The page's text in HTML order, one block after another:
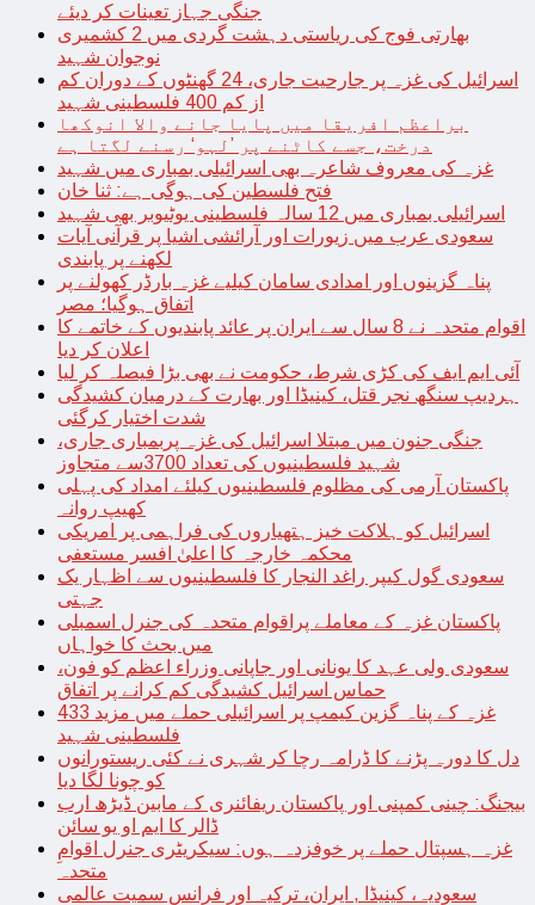
جنگی جہاز تعینات کر دیئے
بھارتی فوج کی ریاستی دہشت گردی میں 2 کشمیری
نوجوان شہید
اسرائیل کی غزہ پر جارحیت جاری، 24 گھنٹوں کے دوران کم
از کم 400 فلسطینی شہید
براعظم افریقا میں پایا جانے والا انوکھا
درخت، جسے کاٹنے پر ’لہو‘ رسنے لگتا ہے
غزہ کی معروف شاعرہ بھی اسرائیلی بمباری میں شہید
فتح فلسطین کی ہوگی ہے: ثنا خان
اسرائیلی بمباری میں 12 سالہ فلسطینی یوٹیوبر بھی شہید
سعودی عرب میں زیورات اور آرائشی اشیا پر قرآنی آیات
لکھنے پر پابندی
پناہ گزینوں اور امدادی سامان کیلیے غزہ بارڈر کھولنے پر
اتفاق ہوگیا؛ مصر
اقوام متحدہ نے 8 سال سے ایران پر عائد پابندیوں کے خاتمے کا
اعلان کر دیا
آئی ایم ایف کی کڑی شرط، حکومت نے بھی بڑا فیصلہ کر لیا
ہردیپ سنگھ نجر قتل، کینیڈا اور بھارت کے درمیان کشیدگی
شدت اختیار کرگئی
جنگی جنون میں مبتلا اسرائیل کی غزہ پربمباری جاری،
شہید فلسطینیوں کی تعداد 3700سے متجاوز
پاکستان آرمی کی مظلوم فلسطینیوں کیلئے امداد کی پہلی
کھیپ روانہ
اسرائیل کو ہلاکت خیز ہتھیاروں کی فراہمی پر امریکی
محکمہ خارجہ کا اعلیٰ افسر مستعفی
سعودی گول کیپر راغد النجار کا فلسطینیوں سے اظہار یک
جہتی
پاکستان غزہ کے معاملے پراقوام متحدہ کی جنرل اسمبلی
میں بحث کا خواہاں
سعودی ولی عہد کا یونانی اور جاپانی وزراء اعظم کو فون،
حماس اسرائیل کشیدگی کم کرانے پر اتفاق
غزہ کے پناہ گزین کیمپ پر اسرائیلی حملے میں مزید 433
فلسطینی شہید
دل کا دورہ پڑنے کا ڈرامہ رچا کر شہری نے کئی ریستورانوں
کو چونا لگا دیا
بیجنگ: چینی کمپنی اور پاکستان ریفائنری کے مابین ڈیڑھ ارب
ڈالر کا ایم او یو سائن
غزہ ہسپتال حملے پر خوفزدہ ہوں: سیکریٹری جنرل اقوامِ
متحدہ
سعودیہ، کینیڈا , ایران، ترکیہ اور فرانس سمیت عالمی